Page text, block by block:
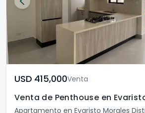
USD	415,000Venta
Apartamento en Evaristo Morales